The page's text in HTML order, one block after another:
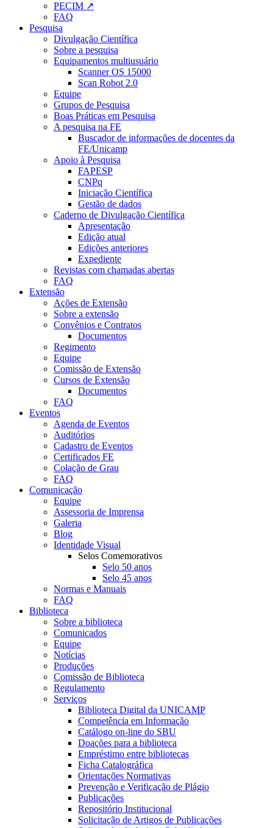
PECIM ↗
FAQ
Pesquisa
Divulgação Científica
Sobre a pesquisa
Equipamentos multiusuário
Scanner OS 15000
Scan Robot 2.0
Equipe
Grupos de Pesquisa
Boas Práticas em Pesquisa
A pesquisa na FE
Buscador de informações de docentes da
FE/Unicamp
Apoio à Pesquisa
FAPESP
CNPq
Iniciação Científica
Gestão de dados
Caderno de Divulgação Científica
Apresentação
Edição atual
Edições anteriores
Expediente
Revistas com chamadas abertas
FAQ
Extensão
Ações de Extensão
Sobre a extensão
Convênios e Contratos
Documentos
Regimento
Equipe
Comissão de Extensão
Cursos de Extensão
Documentos
FAQ
Eventos
Agenda de Eventos
Auditórios
Cadastro de Eventos
Certificados FE
Colação de Grau
FAQ
Comunicação
Equipe
Assessoria de Imprensa
Galeria
Blog
Identidade Visual
Selos Comemorativos
Selo 50 anos
Selo 45 anos
Normas e Manuais
FAQ
Biblioteca
Sobre a biblioteca
Comunicados
Equipe
Notícias
Produções
Comissão de Biblioteca
Regulamento
Serviços
Biblioteca Digital da UNICAMP
Competência em Informação
Catálogo on-line do SBU
Doações para a biblioteca
Empréstimo entre bibliotecas
Ficha Catalográfica
Orientações Normativas
Prevenção e Verificação de Plágio
Publicações
Repositório Institucional
Solicitação de Artigos de Publicações